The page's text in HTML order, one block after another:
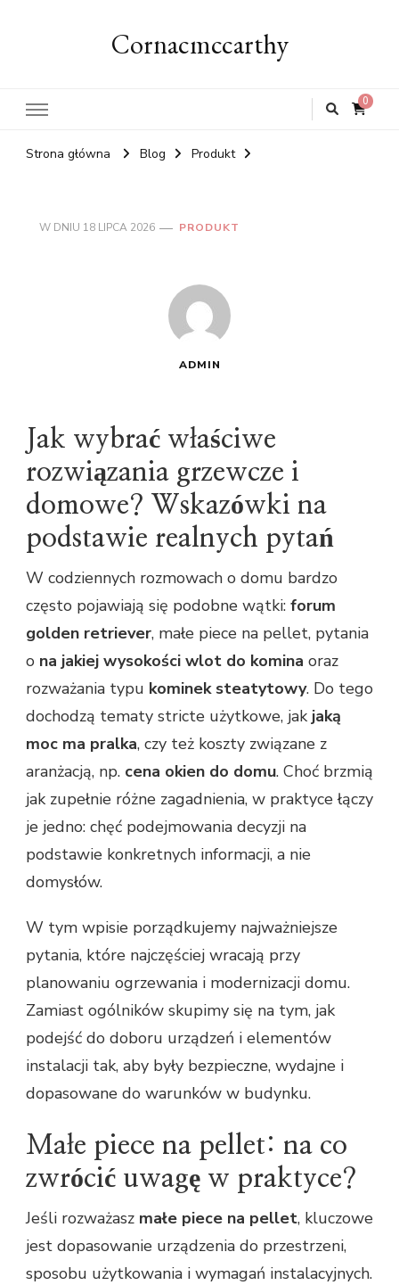
Cornacmccarthy
0
Strona główna Blog Produkt
W DNIU 18 LIPCA 2026 PRODUKT
ADMIN
Jak wybrać właściwe
rozwiązania grzewcze i
domowe? Wskazówki na
podstawie realnych pytań
W codziennych rozmowach o domu bardzo
często pojawiają się podobne wątki: forum
golden retriever, małe piece na pellet, pytania
o na jakiej wysokości wlot do komina oraz
rozważania typu kominek steatytowy. Do tego
dochodzą tematy stricte użytkowe, jak jaką
moc ma pralka, czy też koszty związane z
aranżacją, np. cena okien do domu. Choć brzmią
jak zupełnie różne zagadnienia, w praktyce łączy
je jedno: chęć podejmowania decyzji na
podstawie konkretnych informacji, a nie
domysłów.
W tym wpisie porządkujemy najważniejsze
pytania, które najczęściej wracają przy
planowaniu ogrzewania i modernizacji domu.
Zamiast ogólników skupimy się na tym, jak
podejść do doboru urządzeń i elementów
instalacji tak, aby były bezpieczne, wydajne i
dopasowane do warunków w budynku.
Małe piece na pellet: na co
zwrócić uwagę w praktyce?
Jeśli rozważasz małe piece na pellet, kluczowe
jest dopasowanie urządzenia do przestrzeni,
sposobu użytkowania i wymagań instalacyjnych.